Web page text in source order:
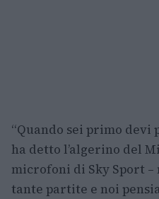
“Quando sei primo devi
ha detto l’algerino del
microfoni di Sky Sport –
tante partite e noi